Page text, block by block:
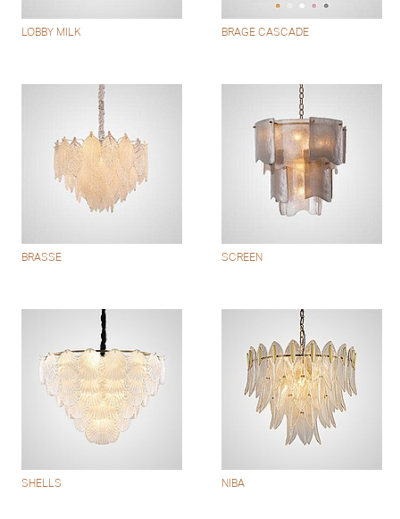
LOBBY MILK BRAGE CASCADE
BRASSE SCREEN
SHELLS NIBA